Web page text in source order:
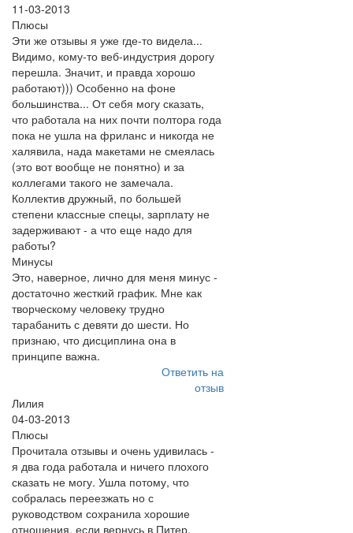
11-03-2013
Плюсы
Эти же отзывы я уже где-то видела...
Видимо, кому-то веб-индустрия дорогу
перешла. Значит, и правда хорошо
работают))) Особенно на фоне
большинства... От себя могу сказать,
что работала на них почти полтора года
пока не ушла на фриланс и никогда не
халявила, нада макетами не смеялась
(это вот вообще не понятно) и за
коллегами такого не замечала.
Коллектив дружный, по большей
степени классные спецы, зарплату не
задерживают - а что еще надо для
работы?
Минусы
Это, наверное, лично для меня минус -
достаточно жесткий график. Мне как
творческому человеку трудно
тарабанить с девяти до шести. Но
признаю, что дисциплина она в
принципе важна.
Ответить на
отзыв
Лилия
04-03-2013
Плюсы
Прочитала отзывы и очень удивилась -
я два года работала и ничего плохого
сказать не могу. Ушла потому, что
собралась переезжать но с
руководством сохранила хорошие
отношения, если вернусь в Питер,